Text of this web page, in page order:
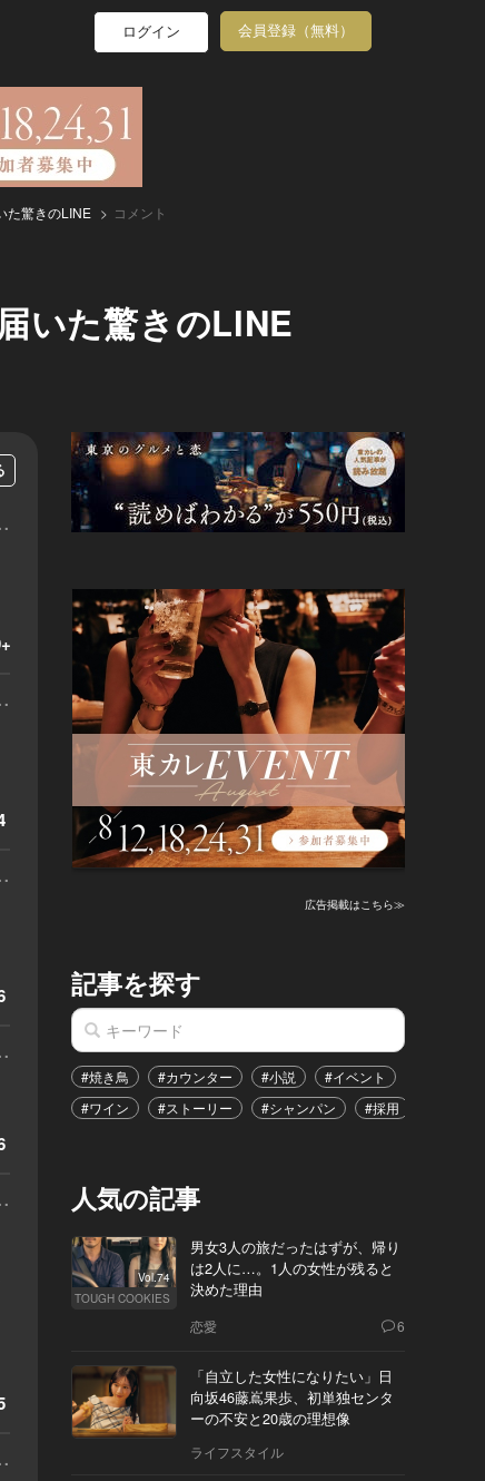
ログイン 会員登録（無料）
た驚きのLINE コメント
いた驚きのLINE
広告掲載はこちら≫
記事を探す
#焼き鳥 #カウンター #小説 #イベント
#ワイン
#ストーリー #シャンパン #採用
人気の記事
Vol.74
TOUGH COOKIES
男女3人の旅だったはずが、帰り
は2人に…。1人の女性が残ると
決めた理由
恋愛 6
「自立した女性になりたい」日
向坂46藤嶌果歩、初単独センタ
ーの不安と20歳の理想像
ライフスタイル